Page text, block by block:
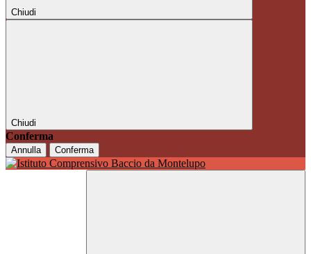
Chiudi
Chiudi
Conferma
Annulla Conferma